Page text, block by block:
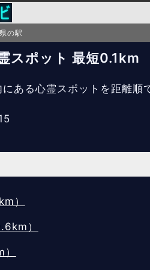
の駅
スポット 最短0.1km
ある心霊スポットを距離順
）
）